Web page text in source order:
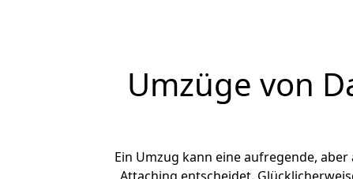
Umzüge von
Ein Umzug kann eine aufregende, aber